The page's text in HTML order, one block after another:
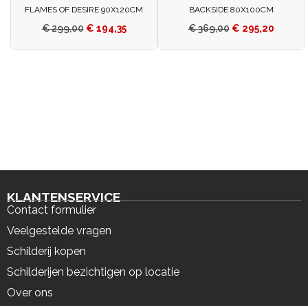
FLAMES OF DESIRE 90X120CM
€299,00 € 194,35
BACKSIDE 80X100CM
€369,00 € 295,20
KLANTENSERVICE
Contact formulier
Veelgestelde vragen
Schilderij kopen
Schilderijen bezichtigen op locatie
Over ons